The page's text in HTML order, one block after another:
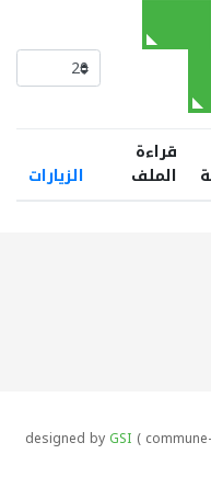
قراءة
الملف
الزيارات
GSI (